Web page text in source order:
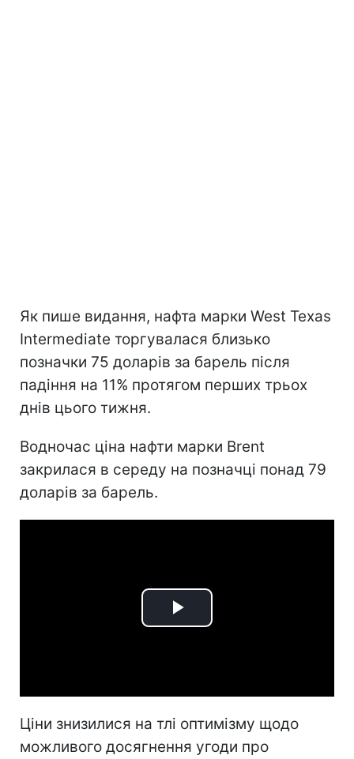
Як пише видання, нафта марки West Texas
Intermediate торгувалася близько
позначки 75 доларів за барель після
падіння на 11% протягом перших трьох
днів цього тижня.
Водночас ціна нафти марки Brent
закрилася в середу на позначці понад 79
доларів за барель.
Play
Ціни знизилися на тлі оптимізму щодо
можливого досягнення угоди про